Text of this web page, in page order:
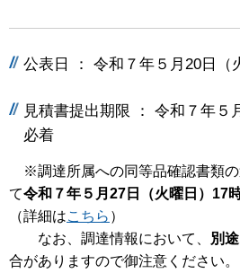
公表日 ： 令和７年５月20日（
見積書提出期限 ： 令和７年５
必着
※調達所属への同等品確認書類の
て令和７年５月27日（火曜日）17
（詳細はこちら ）
なお、調達情報において、
別
合がありますので御注意ください。